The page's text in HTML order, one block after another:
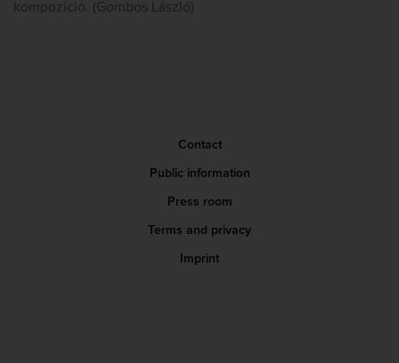
kompozíció. (Gombos László)
Contact
Public information
Press room
Terms and privacy
Imprint